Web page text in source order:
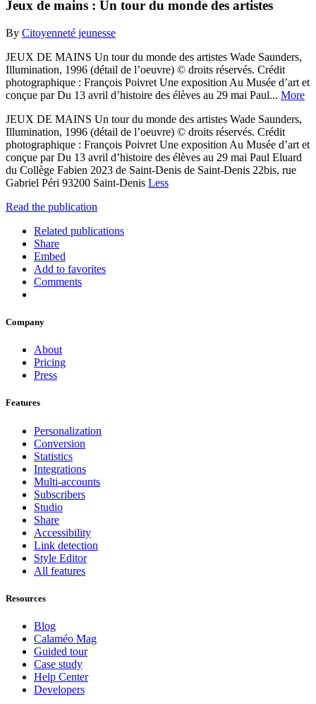
Jeux de mains : Un tour du monde des artistes
By Citoyenneté jeunesse
JEUX DE MAINS Un tour du monde des artistes Wade Saunders,
Illumination, 1996 (détail de l’oeuvre) © droits réservés. Crédit
photographique : François Poivret Une exposition Au Musée d’art et
conçue par Du 13 avril d’histoire des élèves au 29 mai Paul... More
JEUX DE MAINS Un tour du monde des artistes Wade Saunders,
Illumination, 1996 (détail de l’oeuvre) © droits réservés. Crédit
photographique : François Poivret Une exposition Au Musée d’art et
conçue par Du 13 avril d’histoire des élèves au 29 mai Paul Eluard
du Collège Fabien 2023 de Saint-Denis de Saint-Denis 22bis, rue
Gabriel Péri 93200 Saint-Denis Less
Read the publication
Related publications
Share
Embed
Add to favorites
Comments
Company
About
Pricing
Press
Features
Personalization
Conversion
Statistics
Integrations
Multi-accounts
Subscribers
Studio
Share
Accessibility
Link detection
Style Editor
All features
Resources
Blog
Calaméo Mag
Guided tour
Case study
Help Center
Developers